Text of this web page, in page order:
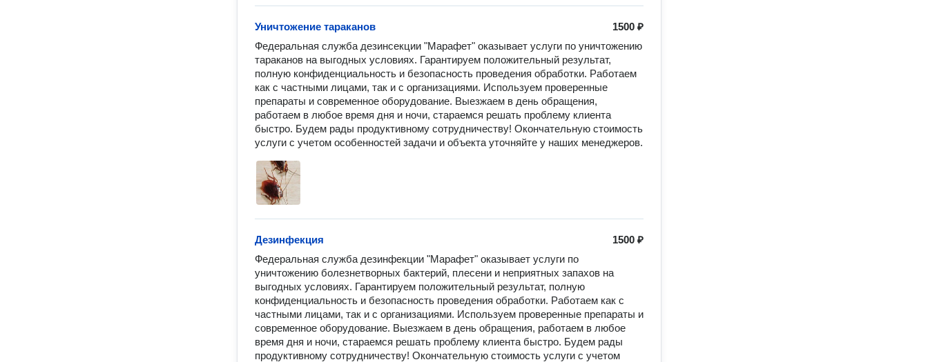
1500 ₽
Уничтожение тараканов
Федеральная служба дезинсекции "Марафет" оказывает услуги по уничтожению
тараканов на выгодных условиях. Гарантируем положительный результат,
полную конфиденциальность и безопасность проведения обработки. Работаем
как с частными лицами, так и с организациями. Используем проверенные
препараты и современное оборудование. Выезжаем в день обращения,
работаем в любое время дня и ночи, стараемся решать проблему клиента
быстро. Будем рады продуктивному сотрудничеству! Окончательную стоимость
услуги с учетом особенностей задачи и объекта уточняйте у наших менеджеров.
1500 ₽
Дезинфекция
Федеральная служба дезинфекции "Марафет" оказывает услуги по
уничтожению болезнетворных бактерий, плесени и неприятных запахов на
выгодных условиях. Гарантируем положительный результат, полную
конфиденциальность и безопасность проведения обработки. Работаем как с
частными лицами, так и с организациями. Используем проверенные препараты и
современное оборудование. Выезжаем в день обращения, работаем в любое
время дня и ночи, стараемся решать проблему клиента быстро. Будем рады
продуктивному сотрудничеству! Окончательную стоимость услуги с учетом